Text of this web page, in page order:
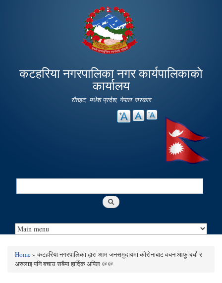
main
content
कटहरिया नगरपालिका नगर कार्यपालिकाकाे
कार्यालय
रौतहट, मधेश प्रदेश, नेपाल सरकार
Search
You are here
Home» कटहरिया नगरपालिका द्वारा आम जनसमुदायमा कोरोनाबाट वचन आफू बचौ र
अरुलाइ पनि बचाउ सबैमा हार्दिक अपिल @@